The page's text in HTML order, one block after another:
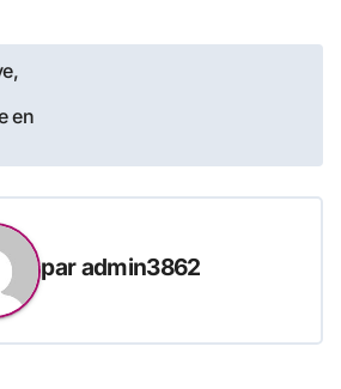
en
paradmin3862